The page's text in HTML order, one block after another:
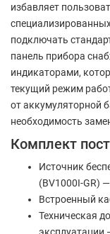
избавляет
подключать
панель прибора
индикаторами,
текущий режим
от аккумуляторной
необходимость
Комплект
Источник
(BV1000I-GR)
Встроенный
Техническая
эксплуатации